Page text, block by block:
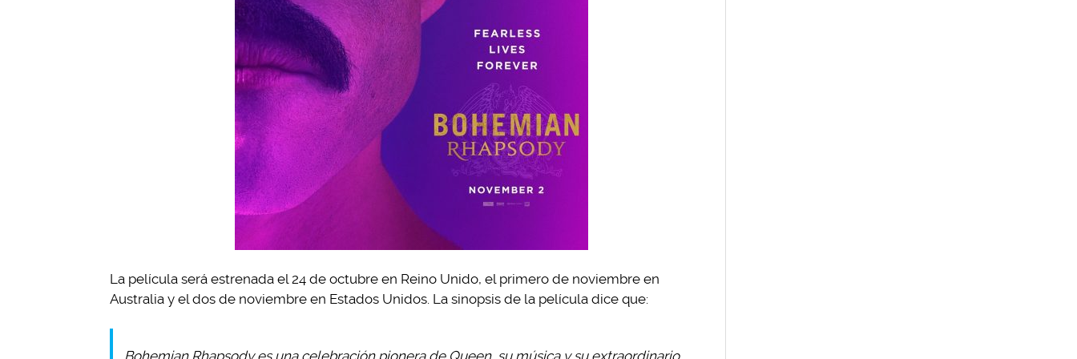
La película será estrenada el 24 de octubre en Reino Unido, el primero de noviembre en
Australia y el dos de noviembre en Estados Unidos. La sinopsis de la película dice que:
Bohemian Rhapsody es una celebración pionera de Queen, su música y su extraordinario